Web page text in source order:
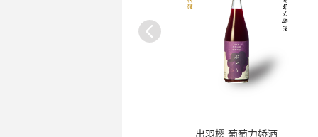
出羽樱 葡萄力娇酒